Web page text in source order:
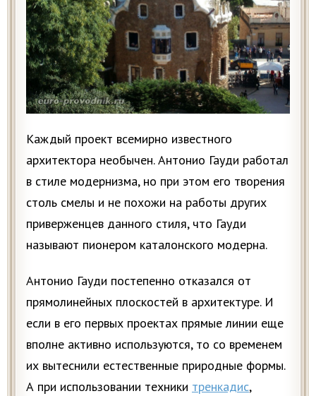
Каждый проект всемирно известного
архитектора необычен. Антонио Гауди работал
в стиле модернизма, но при этом его творения
столь смелы и не похожи на работы других
приверженцев данного стиля, что Гауди
называют пионером каталонского модерна.
Антонио Гауди постепенно отказался от
прямолинейных плоскостей в архитектуре. И
если в его первых проектах прямые линии еще
вполне активно используются, то со временем
их вытеснили естественные природные формы.
А при использовании техники тренкадис,